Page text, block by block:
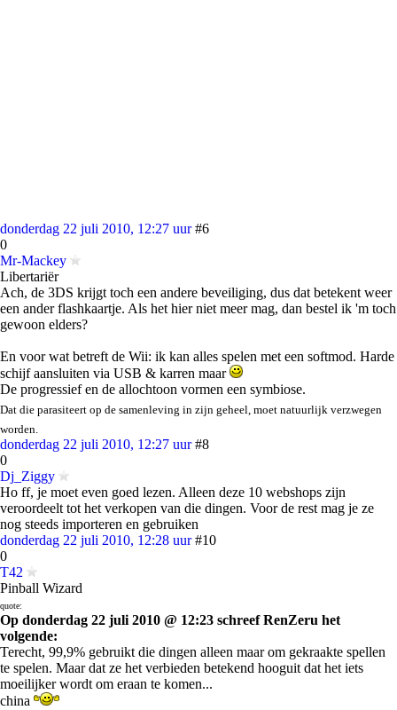
donderdag 22 juli 2010, 12:27 uur #6
0
Mr-Mackey
Libertariër
Ach, de 3DS krijgt toch een andere beveiliging, dus dat betekent weer
een ander flashkaartje. Als het hier niet meer mag, dan bestel ik 'm toch
gewoon elders?
En voor wat betreft de Wii: ik kan alles spelen met een softmod. Harde
schijf aansluiten via USB & karren maar
De progressief en de allochtoon vormen een symbiose.
Dat die parasiteert op de samenleving in zijn geheel, moet natuurlijk verzwegen
worden.
donderdag 22 juli 2010, 12:27 uur #8
0
Dj_Ziggy
Ho ff, je moet even goed lezen. Alleen deze 10 webshops zijn
veroordeelt tot het verkopen van die dingen. Voor de rest mag je ze
nog steeds importeren en gebruiken
donderdag 22 juli 2010, 12:28 uur #10
0
T42
Pinball Wizard
quote:
Op donderdag 22 juli 2010 @ 12:23 schreef RenZeru het
volgende:
Terecht, 99,9% gebruikt die dingen alleen maar om gekraakte spellen
te spelen. Maar dat ze het verbieden betekend hooguit dat het iets
moeilijker wordt om eraan te komen...
china